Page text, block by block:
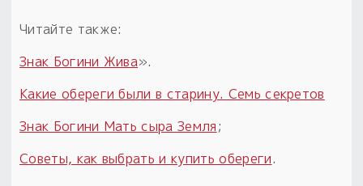
Читайте также:
Знак Богини Жива».
Какие обереги были в старину. Семь секретов
Знак Богини Мать сыра Земля;
Советы, как выбрать и купить обереги.